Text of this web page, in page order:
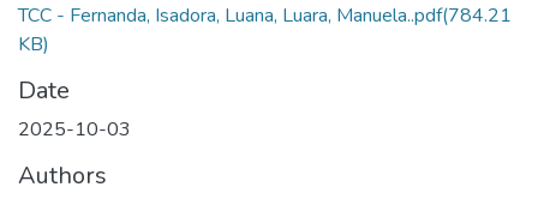
TCC - Fernanda, Isadora, Luana, Luara, Manuela..pdf(784.21
KB)
Date
2025-10-03
Authors